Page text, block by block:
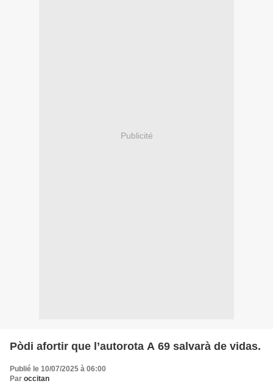
Publicité
Pòdi afortir que l’autorota A 69 salvarà de vidas.
Publié le 10/07/2025 à 06:00
Par occitan